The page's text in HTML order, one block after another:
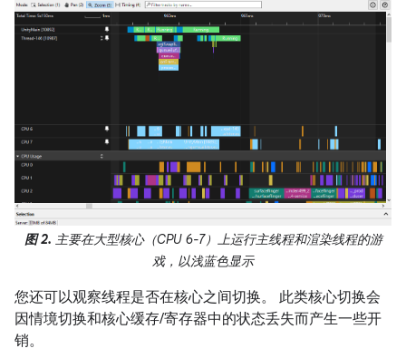
图 2. 主要在大型核心（CPU 6-7）上运行主线程和渲染线程的游
戏，以浅蓝色显示
您还可以观察线程是否在核心之间切换。 此类核心切换会
因情境切换和核心缓存/寄存器中的状态丢失而产生一些开
销。